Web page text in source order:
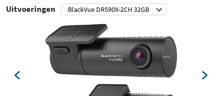
Uitvoeringen